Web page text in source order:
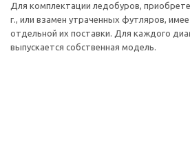
Для комплектации ледобуров,
г., или взамен утраченных футляров,
отдельной их поставки. Для каждого
выпускается собственная модель.